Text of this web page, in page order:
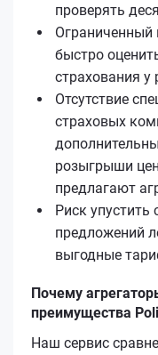
проверять
Ограниченный
быстро
страхования
Отсутствие
страховых
розыгрыши
предлагают
Риск упустить
предложений
выгодные
Почему
преимущества
Наш сервис